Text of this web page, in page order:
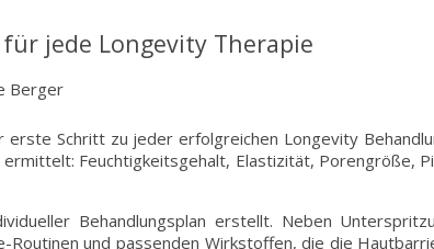
jede Longevity Therapie
Schritt zu jeder erfolgreichen Longevity
Feuchtigkeitsgehalt, Elastizität, Porengröße,
Behandlungsplan erstellt. Neben
Routinen und passenden Wirkstoffen, die die